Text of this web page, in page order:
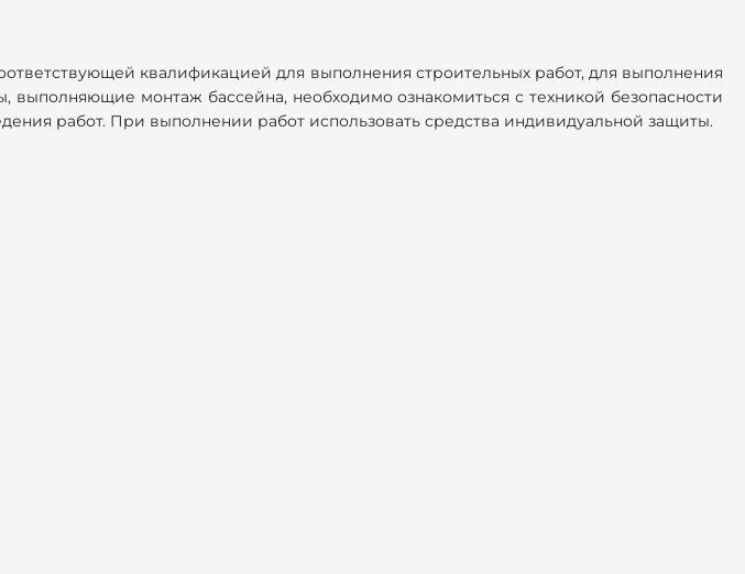
квалификацией для выполнения строительных работ, для выполнения
монтаж бассейна, необходимо ознакомиться с техникой безопасности
работ. При выполнении работ использовать средства индивидуальной защиты.